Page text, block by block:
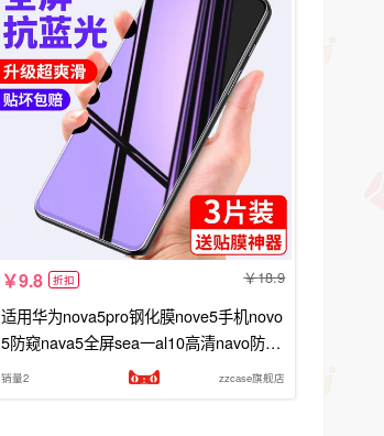
9.8 折扣 18.9
适用华为nova5pro钢化膜nove5手机novo
5防窥nava5全屏sea一al10高清navo防摔
naov5t防偷窥note5屏幕por防蓝光
销量2 zzcase旗舰店